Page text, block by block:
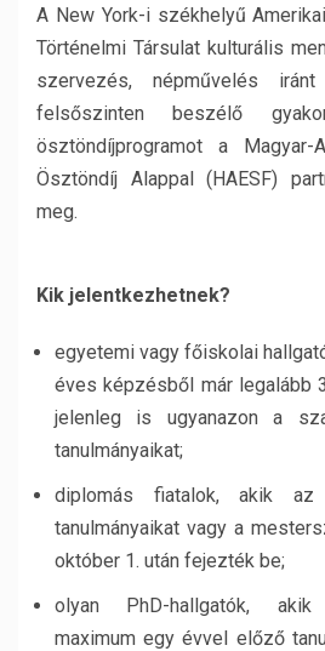
A New York-i székhelyű
Történelmi Társulat kulturális
szervezés, népművelés
felsőszinten beszélő
ösztöndíjprogramot a Magyar-
Ösztöndíj Alappal (HAESF)
meg.
Kik jelentkezhetnek?
egyetemi vagy főiskolai
éves képzésből már legalább
jelenleg is ugyanazon a
tanulmányaikat;
diplomás fiatalok, akik
tanulmányaikat vagy a
október 1. után fejezték be;
olyan PhD-hallgatók, akik
maximum egy évvel előző